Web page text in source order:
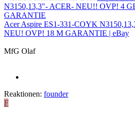
N3150,13,3"- ACER- NEU!! OVP! 4
GARANTIE
Acer Aspire ES1-331-COYK
NEU! OVP! 18 M GARANTIE | eBay
MfG Olaf
Reaktionen: founder
F